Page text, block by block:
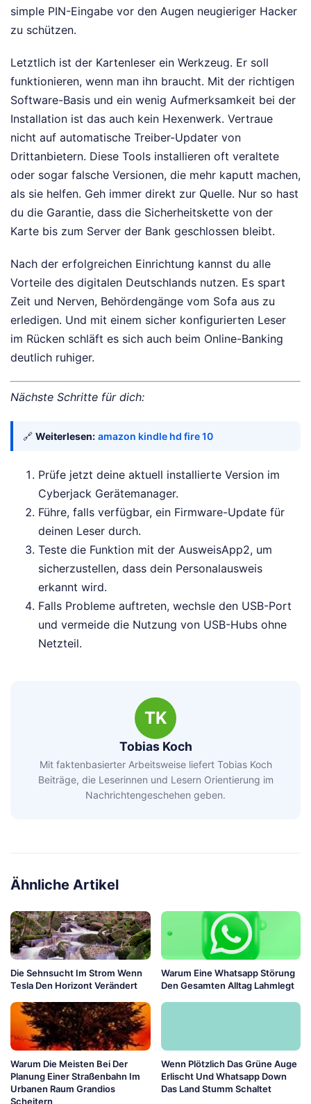
simple PIN-Eingabe vor den Augen neugieriger Hacker
zu schützen.
Letztlich ist der Kartenleser ein Werkzeug. Er soll
funktionieren, wenn man ihn braucht. Mit der richtigen
Software-Basis und ein wenig Aufmerksamkeit bei der
Installation ist das auch kein Hexenwerk. Vertraue
nicht auf automatische Treiber-Updater von
Drittanbietern. Diese Tools installieren oft veraltete
oder sogar falsche Versionen, die mehr kaputt machen,
als sie helfen. Geh immer direkt zur Quelle. Nur so hast
du die Garantie, dass die Sicherheitskette von der
Karte bis zum Server der Bank geschlossen bleibt.
Nach der erfolgreichen Einrichtung kannst du alle
Vorteile des digitalen Deutschlands nutzen. Es spart
Zeit und Nerven, Behördengänge vom Sofa aus zu
erledigen. Und mit einem sicher konfigurierten Leser
im Rücken schläft es sich auch beim Online-Banking
deutlich ruhiger.
Nächste Schritte für dich:
🔗 Weiterlesen: amazon kindle hd fire 10
Prüfe jetzt deine aktuell installierte Version im
Cyberjack Gerätemanager.
Führe, falls verfügbar, ein Firmware-Update für
deinen Leser durch.
Teste die Funktion mit der AusweisApp2, um
sicherzustellen, dass dein Personalausweis
erkannt wird.
Falls Probleme auftreten, wechsle den USB-Port
und vermeide die Nutzung von USB-Hubs ohne
Netzteil.
TK
Tobias Koch
Mit faktenbasierter Arbeitsweise liefert Tobias Koch
Beiträge, die Leserinnen und Lesern Orientierung im
Nachrichtengeschehen geben.
Ähnliche Artikel
Die Sehnsucht Im Strom Wenn
Tesla Den Horizont Verändert
Warum Eine Whatsapp Störung
Den Gesamten Alltag Lahmlegt
Warum Die Meisten Bei Der
Planung Einer Straßenbahn Im
Urbanen Raum Grandios
Scheitern
Wenn Plötzlich Das Grüne Auge
Erlischt Und Whatsapp Down
Das Land Stumm Schaltet